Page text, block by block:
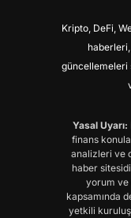
Kripto, DeFi,
güncellemeleri
Yasal Uyarı:
finans
analizleri ve
haber
yorum ve
kapsamında
yetkili